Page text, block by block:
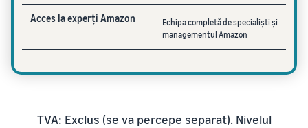
Acces la experți Amazon
Echipa completă de specialiști și
managementul Amazon
TVA: Exclus (se va percepe separat). Nivelul